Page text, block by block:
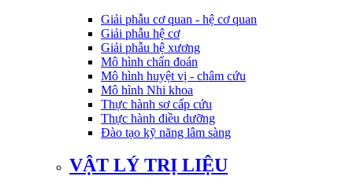
Giải phẫu cơ quan - hệ cơ quan
Giải phẫu hệ cơ
Giải phẫu hệ xương
Mô hình chẩn đoán
Mô hình huyệt vị - châm cứu
Mô hình Nhi khoa
Thực hành sơ cấp cứu
Thực hành điều dưỡng
Đào tạo kỹ năng lâm sàng
VẬT LÝ TRỊ LIỆU